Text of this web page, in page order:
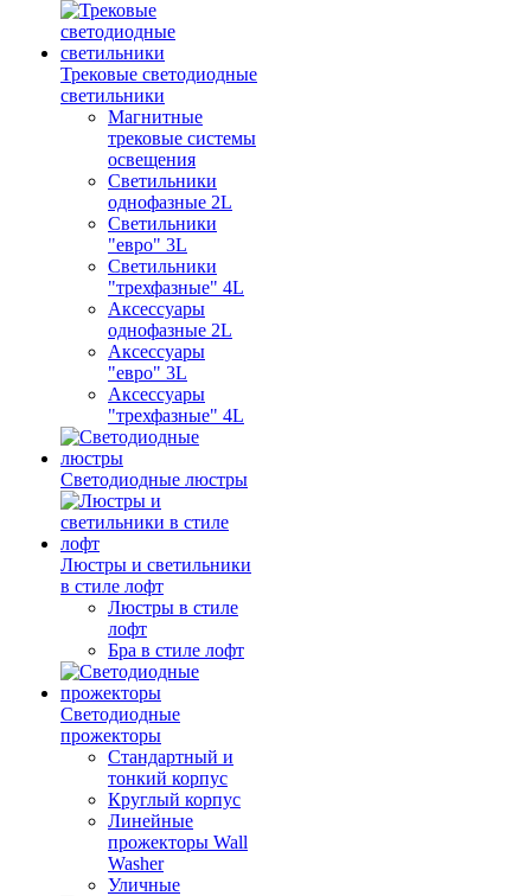
Трековые светодиодные
светильники
Магнитные
трековые системы
освещения
Светильники
однофазные 2L
Светильники
"евро" 3L
Светильники
"трехфазные" 4L
Аксессуары
однофазные 2L
Аксессуары
"евро" 3L
Аксессуары
"трехфазные" 4L
Светодиодные люстры
Люстры и светильники
в стиле лофт
Люстры в стиле
лофт
Бра в стиле лофт
Светодиодные
прожекторы
Стандартный и
тонкий корпус
Круглый корпус
Линейные
прожекторы Wall
Washer
Уличные